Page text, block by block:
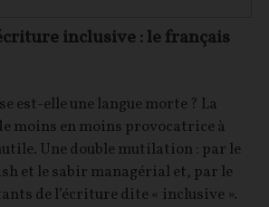
inclusive : le français
est-elle une langue morte ? La
moins en moins provocatrice à
Une double mutilation : par le
et le sabir managérial et, par le
de l’écriture dite « inclusive ».